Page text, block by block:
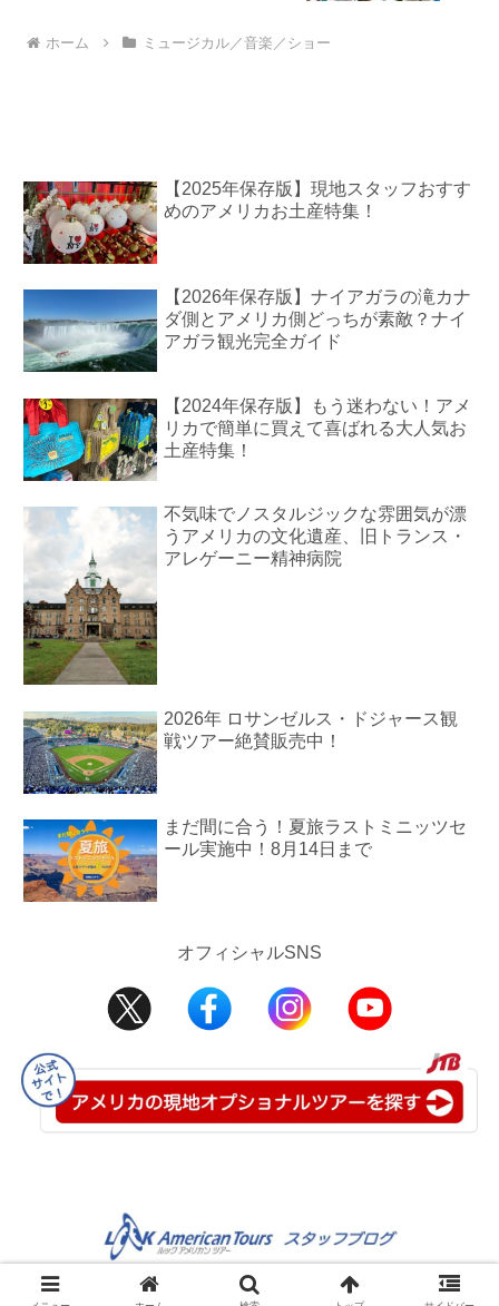
ホーム ミュージカル／音楽／ショー
【2025年保存版】現地スタッフおすす
めのアメリカお土産特集！
【2026年保存版】ナイアガラの滝カナ
ダ側とアメリカ側どっちが素敵？ナイ
アガラ観光完全ガイド
【2024年保存版】もう迷わない！アメ
リカで簡単に買えて喜ばれる大人気お
土産特集！
不気味でノスタルジックな雰囲気が漂
うアメリカの文化遺産、旧トランス・
アレゲーニー精神病院
2026年 ロサンゼルス・ドジャース観
戦ツアー絶賛販売中！
まだ間に合う！夏旅ラストミニッツセ
ール実施中！8月14日まで
オフィシャルSNS
©2008-2025 JTB USA Inc.